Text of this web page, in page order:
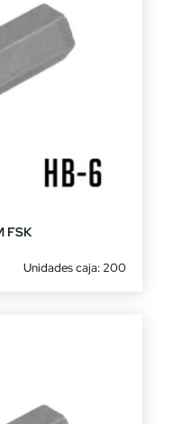
FSK
Unidades caja: 200